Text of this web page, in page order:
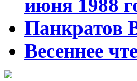
июня 1988
Панкратов
Весеннее